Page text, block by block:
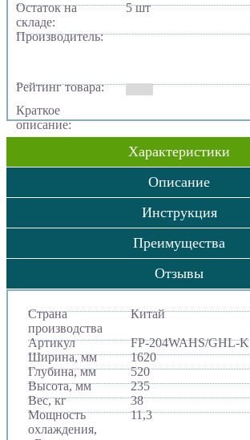
Остаток на
складе:
5 шт
Производитель:
Рейтинг товара:
Краткое
описание:
Характеристики
Описание
Инструкция
Преимущества
Отзывы
Страна
производства
Китай
Артикул
FP-204WAHS/GHL-K
Ширина, мм
1620
Глубина, мм
520
Высота, мм
235
Вес, кг
38
Мощность
охлаждения,
11,3